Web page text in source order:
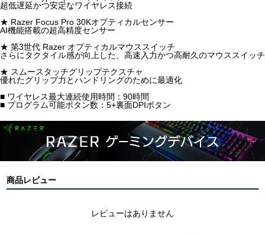
超低遅延かつ安定なワイヤレス接続
★ Razer Focus Pro 30Kオプティカルセンサー
AI機能搭載の超高精度センサー
★ 第3世代 Razer オプティカルマウススイッチ
さらにタクタイル感が向上した、高速入力かつ高耐久のマウススイッチ
★ スムースタッチグリップテクスチャ
優れたグリップ力とハンドリングのために最適化
■ ワイヤレス最大連続使用時間：90時間
■ プログラム可能ボタン数：5+裏面DPIボタン
商品レビュー
レビューはありません